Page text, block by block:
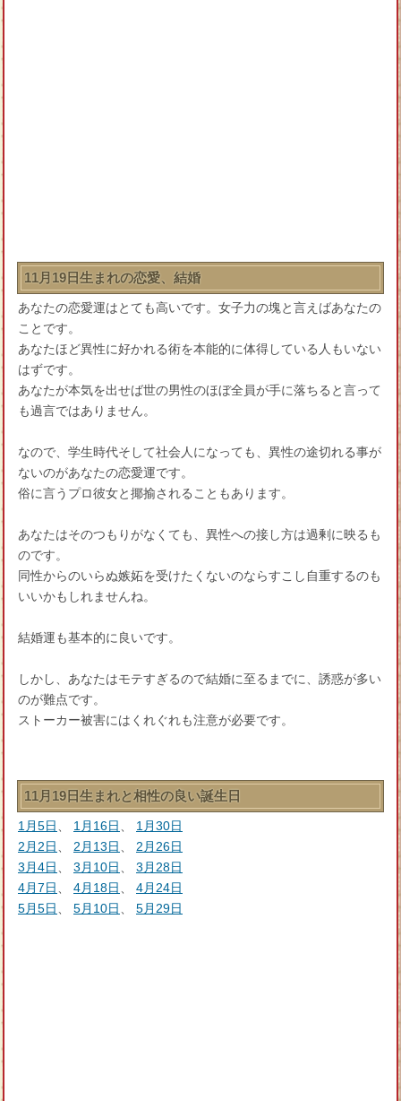
11月19日生まれの恋愛、結婚
あなたの恋愛運はとても高いです。女子力の塊と言えばあなたの
ことです。
あなたほど異性に好かれる術を本能的に体得している人もいない
はずです。
あなたが本気を出せば世の男性のほぼ全員が手に落ちると言って
も過言ではありません。
なので、学生時代そして社会人になっても、異性の途切れる事が
ないのがあなたの恋愛運です。
俗に言うプロ彼女と揶揄されることもあります。
あなたはそのつもりがなくても、異性への接し方は過剰に映るも
のです。
同性からのいらぬ嫉妬を受けたくないのならすこし自重するのも
いいかもしれませんね。
結婚運も基本的に良いです。
しかし、あなたはモテすぎるので結婚に至るまでに、誘惑が多い
のが難点です。
ストーカー被害にはくれぐれも注意が必要です。
11月19日生まれと相性の良い誕生日
1月5日、 1月16日、 1月30日
2月2日、 2月13日、 2月26日
3月4日、 3月10日、 3月28日
4月7日、 4月18日、 4月24日
5月5日、 5月10日、 5月29日